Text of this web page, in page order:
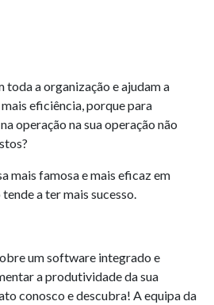
toda a organização e ajudam a
eficiência, porque para
operação na sua operação não
mais famosa e mais eficaz em
a ter mais sucesso.
um software integrado e
a produtividade da sua
conosco e descubra! A equipa da